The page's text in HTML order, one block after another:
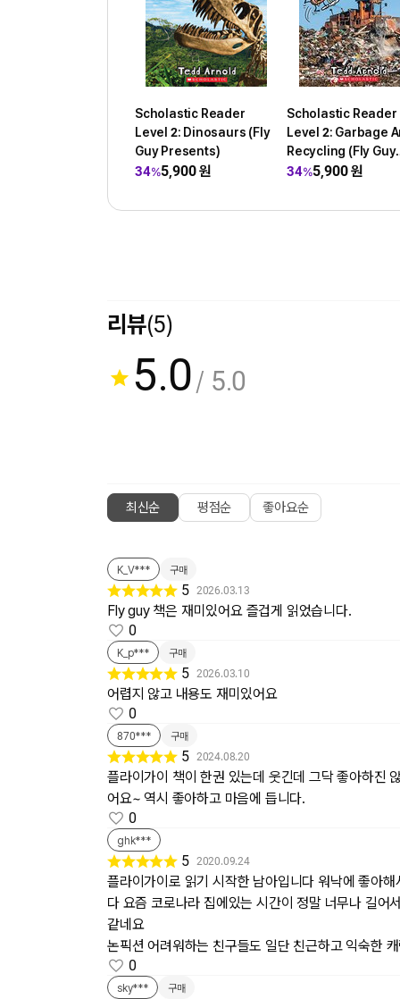
Scholastic Reader
Level 2: Dinosaurs (Fly
Guy Presents)
34%5,900원
Scholastic Reader
Level 2: Garbage
Recycling (Fly Guy
Presents)
34%5,900원
리뷰(5)
5.0/ 5.0
최신순 평점순 좋아요순
K_V*** 구매
5 2026.03.13
Fly guy 책은 재미있어요 즐겁게 읽었습니다.
0
K_p*** 구매
5 2026.03.10
어렵지 않고 내용도 재미있어요
0
870*** 구매
5 2024.08.20
플라이가이 책이 한권 있는데 웃긴데 그닥 좋아하진
어요~ 역시 좋아하고 마음에 듭니다.
0
ghk***
5 2020.09.24
플라이가이로 읽기 시작한 남아입니다 워낙에 좋아
다 요즘 코로나라 집에있는 시간이 정말 너무나 길어
같네요
논픽션 어려워하는 친구들도 일단 친근하고 익숙한
0
sky*** 구매